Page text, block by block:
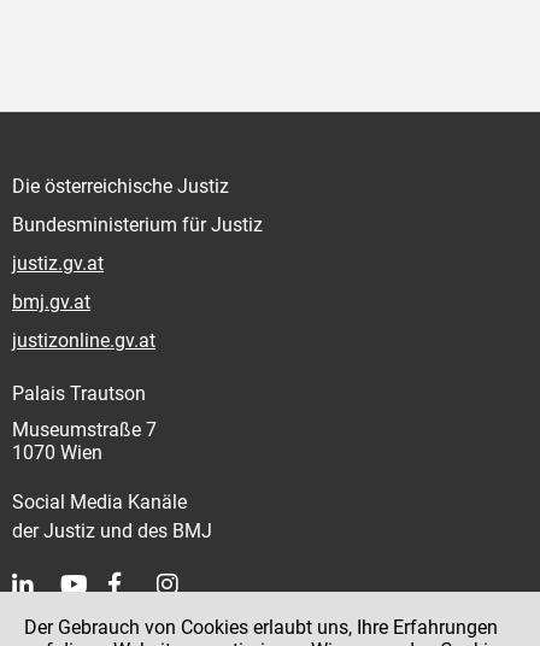
Die österreichische Justiz
Bundesministerium für Justiz
justiz.gv.at
bmj.gv.at
justizonline.gv.at
Palais Trautson
Museumstraße 7
1070 Wien
Social Media Kanäle
der Justiz und des BMJ
Kontakt
Der Gebrauch von Cookies erlaubt uns, Ihre Erfahrungen